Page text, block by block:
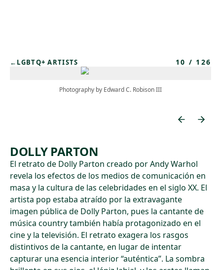
← LGBTQ+ ARTISTS 10 / 126
Photography by Edward C. Robison III
DOLLY PARTON
El retrato de Dolly Parton creado por Andy Warhol
revela los efectos de los medios de comunicación en
masa y la cultura de las celebridades en el siglo XX. El
artista pop estaba atraído por la extravagante
imagen pública de Dolly Parton, pues la cantante de
música country también había protagonizado en el
cine y la televisión. El retrato exagera los rasgos
distintivos de la cantante, en lugar de intentar
capturar una esencia interior “auténtica”. La sombra